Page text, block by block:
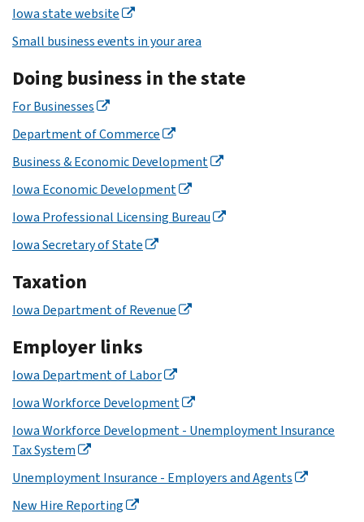
Iowa state website
Small business events in your area
Doing business in the state
For Businesses
Department of Commerce
Business & Economic Development
Iowa Economic Development
Iowa Professional Licensing Bureau
Iowa Secretary of State
Taxation
Iowa Department of Revenue
Employer links
Iowa Department of Labor
Iowa Workforce Development
Iowa Workforce Development - Unemployment Insurance
Tax System
Unemployment Insurance - Employers and Agents
New Hire Reporting